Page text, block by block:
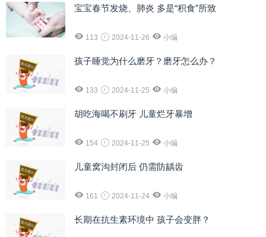
宝宝春节发烧、肺炎 多是“积食”所致
113 2024-11-26 小编
孩子睡觉为什么磨牙？磨牙怎么办？
133 2024-11-25 小编
胡吃海喝不刷牙 儿童烂牙暴增
154 2024-11-25 小编
儿童窝沟封闭后 仍需防龋齿
161 2024-11-24 小编
长期在抗生素环境中 孩子会变胖？